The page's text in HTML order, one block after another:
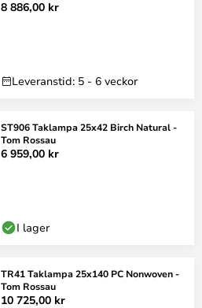
8 886,00 kr
Leveranstid: 5 - 6 veckor
ST906 Taklampa 25x42 Birch Natural -
Tom Rossau
6 959,00 kr
I lager
TR41 Taklampa 25x140 PC Nonwoven -
Tom Rossau
10 725,00 kr